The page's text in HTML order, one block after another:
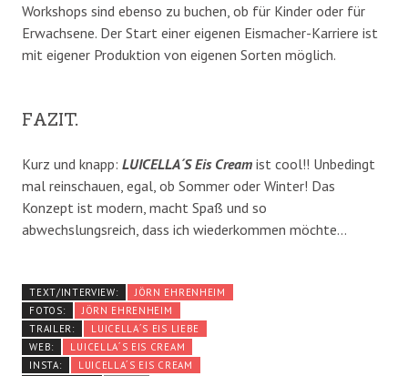
Workshops sind ebenso zu buchen, ob für Kinder oder für
Erwachsene. Der Start einer eigenen Eismacher-Karriere ist
mit eigener Produktion von eigenen Sorten möglich.
FAZIT.
Kurz und knapp: LUICELLA´S Eis Cream ist cool!! Unbedingt
mal reinschauen, egal, ob Sommer oder Winter! Das
Konzept ist modern, macht Spaß und so
abwechslungsreich, dass ich wiederkommen möchte…
TEXT/INTERVIEW:
JÖRN EHRENHEIM
FOTOS:
JÖRN EHRENHEIM
TRAILER:
LUICELLA´S EIS LIEBE
WEB:
LUICELLA´S EIS CREAM
INSTA:
LUICELLA´S EIS CREAM